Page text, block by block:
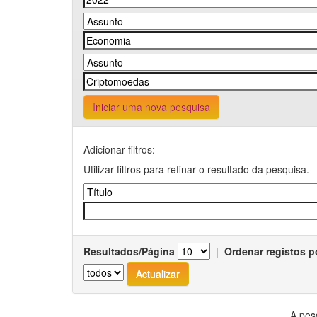
Iniciar uma nova pesquisa
Adicionar filtros:
Utilizar filtros para refinar o resultado da pesquisa.
Resultados/Página | Ordenar registos